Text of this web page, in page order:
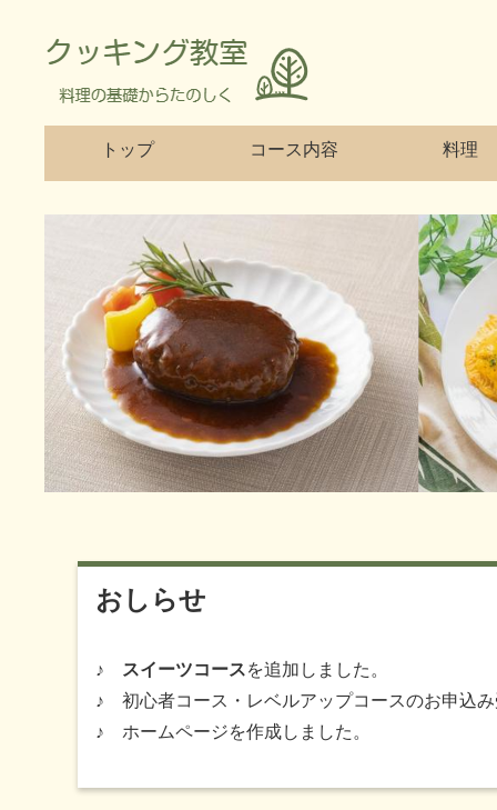
トップ コース内容 料理
おしらせ
♪ スイーツコースを追加しました。
♪ 初心者コース・レベルアップコースのお申込
♪ ホームページを作成しました。